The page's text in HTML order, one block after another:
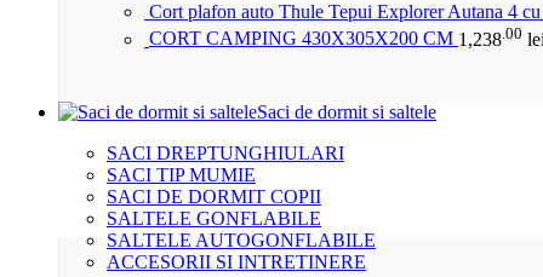
Cort plafon auto Thule Tepui Explorer Autana 4
CORT CAMPING 430X305X200 CM 1,238 .00
Saci de dormit si saltele
SACI DREPTUNGHIULARI
SACI TIP MUMIE
SACI DE DORMIT COPII
SALTELE GONFLABILE
SALTELE AUTOGONFLABILE
ACCESORII SI INTRETINERE